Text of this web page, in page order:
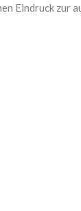
Eindruck zur